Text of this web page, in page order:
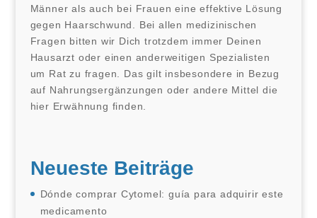
Männer als auch bei Frauen eine effektive Lösung
gegen Haarschwund. Bei allen medizinischen
Fragen bitten wir Dich trotzdem immer Deinen
Hausarzt oder einen anderweitigen Spezialisten
um Rat zu fragen. Das gilt insbesondere in Bezug
auf Nahrungsergänzungen oder andere Mittel die
hier Erwähnung finden.
Neueste Beiträge
Dónde comprar Cytomel: guía para adquirir este
medicamento